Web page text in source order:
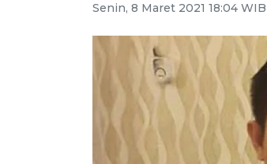
Senin, 8 Maret 2021 18:04 WIB